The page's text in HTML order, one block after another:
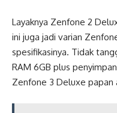
Layaknya Zenfone 2
ini juga jadi varian
spesifikasinya. Tidak
RAM 6GB plus
Zenfone 3 Deluxe papan